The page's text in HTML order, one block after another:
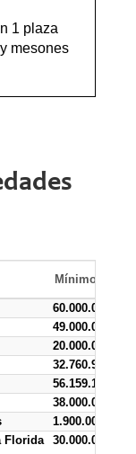
1 plaza
mesones
Mínimo $
60.000.000
49.000.000
20.000.000
32.760.994
56.159.157
38.000.000
1.900.000
Florida 30.000.000